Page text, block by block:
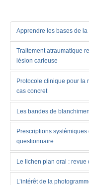
Apprendre les bases de
Traitement atraumatique
lésion carieuse
Protocole clinique pour la
cas concret
Les bandes de
Prescriptions
questionnaire
Le lichen plan oral : revue
L’intérêt de la